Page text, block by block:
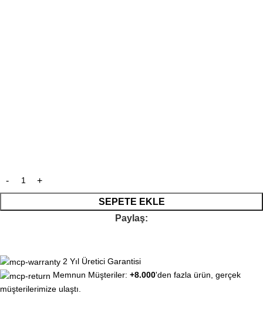
SEPETE EKLE
Paylaş:
2 Yıl Üretici Garantisi
Memnun Müşteriler: +8.000'den fazla ürün, gerçek
müşterilerimize ulaştı.